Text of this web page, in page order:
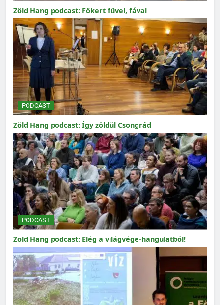
Zöld Hang podcast: Főkert fűvel, fával
PODCAST
Zöld Hang podcast: Így zöldül Csongrád
PODCAST
Zöld Hang podcast: Elég a világvége-hangulatból!